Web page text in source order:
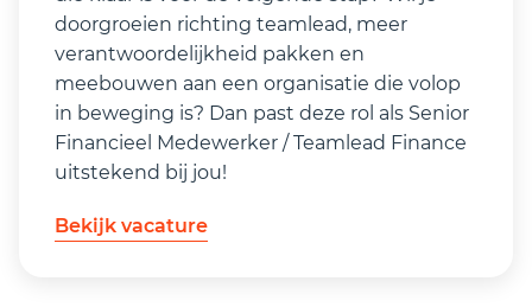
doorgroeien richting teamlead, meer
verantwoordelijkheid pakken en
meebouwen aan een organisatie die volop
in beweging is? Dan past deze rol als Senior
Financieel Medewerker / Teamlead Finance
uitstekend bij jou!
Bekijk vacature